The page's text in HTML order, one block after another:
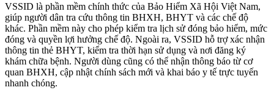
VSSID là phần mềm chính thức của Bảo Hiểm Xã Hội Việt Nam,
giúp người dân tra cứu thông tin BHXH, BHYT và các chế độ
khác. Phần mềm này cho phép kiểm tra lịch sử đóng bảo hiểm, mức
đóng và quyền lợi hưởng chế độ. Ngoài ra, VSSID hỗ trợ xác nhận
thông tin thẻ BHYT, kiểm tra thời hạn sử dụng và nơi đăng ký
khám chữa bệnh. Người dùng cũng có thể nhận thông báo từ cơ
quan BHXH, cập nhật chính sách mới và khai báo y tế trực tuyến
nhanh chóng.